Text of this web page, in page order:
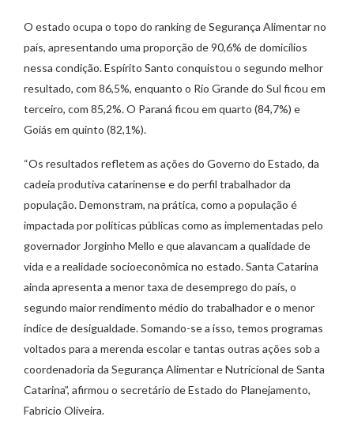
O estado ocupa o topo do ranking de Segurança Alimentar no
país, apresentando uma proporção de 90,6% de domicílios
nessa condição. Espírito Santo conquistou o segundo melhor
resultado, com 86,5%, enquanto o Rio Grande do Sul ficou em
terceiro, com 85,2%. O Paraná ficou em quarto (84,7%) e
Goiás em quinto (82,1%).
“Os resultados refletem as ações do Governo do Estado, da
cadeia produtiva catarinense e do perfil trabalhador da
população. Demonstram, na prática, como a população é
impactada por políticas públicas como as implementadas pelo
governador Jorginho Mello e que alavancam a qualidade de
vida e a realidade socioeconômica no estado. Santa Catarina
ainda apresenta a menor taxa de desemprego do país, o
segundo maior rendimento médio do trabalhador e o menor
índice de desigualdade. Somando-se a isso, temos programas
voltados para a merenda escolar e tantas outras ações sob a
coordenadoria da Segurança Alimentar e Nutricional de Santa
Catarina”, afirmou o secretário de Estado do Planejamento,
Fabricio Oliveira.